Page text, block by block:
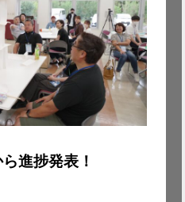
進捗発表！